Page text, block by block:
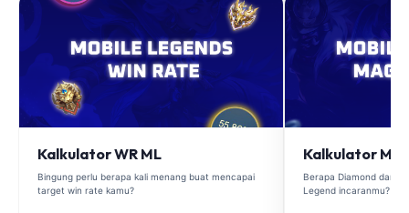
Kalkulator WR ML
Bingung perlu berapa kali menang buat mencapai
target win rate kamu?
Kalkulator
Berapa Diamond dan
Legend incaranmu?